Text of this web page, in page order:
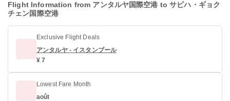
Flight Information from アンタルヤ国際空港 to サビハ・ギョク
チェン国際空港
Exclusive Flight Deals
アンタルヤ - イスタンブール
¥ 7
Lowest Fare Month
août